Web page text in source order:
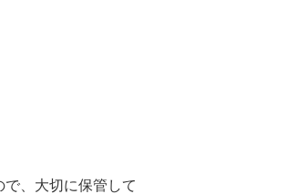
、大切に保管して